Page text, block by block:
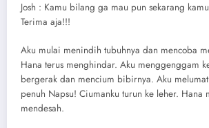
Josh : Kamu bilang ga mau pun sekarang
Terima aja!!!
Aku mulai menindih tubuhnya dan mencoba
Hana terus menghindar. Aku menggenggam
bergerak dan mencium bibirnya. Aku
penuh Napsu! Ciumanku turun ke leher. Hana
mendesah.